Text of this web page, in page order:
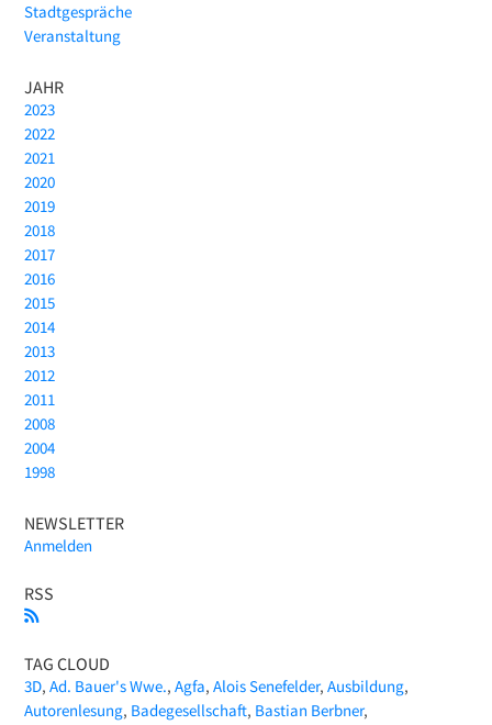
Stadtgespräche
Veranstaltung
JAHR
2023
2022
2021
2020
2019
2018
2017
2016
2015
2014
2013
2012
2011
2008
2004
1998
NEWSLETTER
Anmelden
RSS
TAG CLOUD
3D Ad. Bauer's Wwe. Agfa Alois Senefelder Ausbildung
Autorenlesung Badegesellschaft Bastian Berbner